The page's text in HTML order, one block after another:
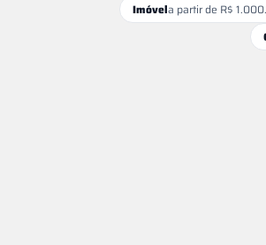
Imóvela partir de R$